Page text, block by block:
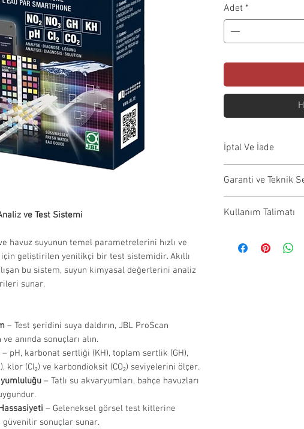
ve Test Sistemi
havuz suyunun temel parametrelerini hızlı ve
geliştirilen yenilikçi bir test sistemidir. Akıllı
bu sistem, suyun kimyasal değerlerini analiz
sunar.
– Test şeridini suya daldırın, JBL ProScan
anında sonuçları alın.
– pH, karbonat sertliği (KH), toplam sertlik (GH),
klor (Cl₂) ve karbondioksit (CO₂) seviyelerini ölçer.
– Tatlı su akvaryumları, bahçe havuzları
– Geleneksel görsel test kitlerine
güvenilir sonuçlar sunar.
Adet *
İptal Ve İade
önce iptal
ödemeniz aynı
İade Koşulları:
görmemiş
Orijinal
sebeplerle
olmayan
Garanti ve Teknik
onarım,
Garanti
Eğer ithalatçı
bizimle
Kullanım Talimatı
Ürün sayfasında
talimatları
alma işleminizden
orijinal kullanım